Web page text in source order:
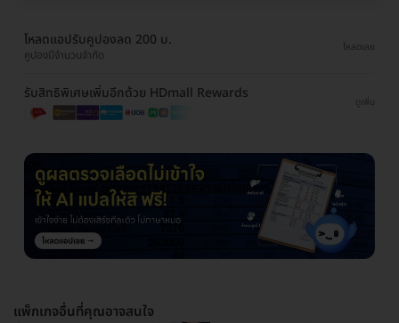
โหลดแอปรับคูปองลด 200 บ.
คูปองมีจำนวนจำกัด
โหลดเลย
รับสิทธิพิเศษเพิ่มอีกด้วย HDmall Rewards
ดูเพิ่ม
แพ็กเกจอื่นที่คุณอาจสนใจ